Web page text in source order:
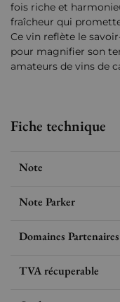
fois riche et
fraîcheur qui
Ce vin reflète le
pour magnifier son
amateurs de vins de
Fiche technique
Note
Note Parker
Domaines Partenaires
TVA récuperable